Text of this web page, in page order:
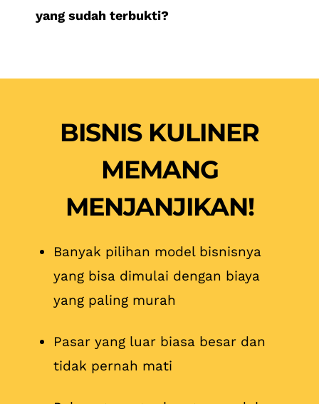
yang sudah terbukti?
BISNIS KULINER
MEMANG
MENJANJIKAN!
Banyak pilihan model bisnisnya
yang bisa dimulai dengan biaya
yang paling murah
Pasar yang luar biasa besar dan
tidak pernah mati